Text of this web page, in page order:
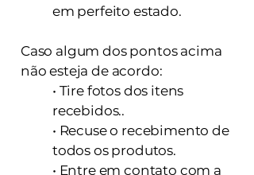
em perfeito estado.
Caso algum dos pontos acima
não esteja de acordo:
• Tire fotos dos itens
recebidos..
• Recuse o recebimento de
todos os produtos.
• Entre em contato com a